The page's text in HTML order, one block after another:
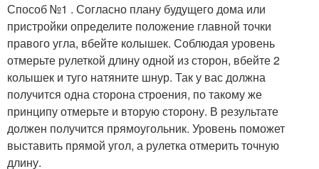
Фундамент из шпал
Фундамент из
деревянных шпал
Фундамент на шпалах
Способ №1 . Согласно плану будущего дома или
пристройки определите положение главной точки
правого угла, вбейте колышек. Соблюдая уровень
отмерьте рулеткой длину одной из сторон, вбейте 2
колышек и туго натяните шнур. Так у вас должна
получится одна сторона строения, по такому же
принципу отмерьте и вторую сторону. В результате
должен получится прямоугольник. Уровень поможет
выставить прямой угол, а рулетка отмерить точную
длину.